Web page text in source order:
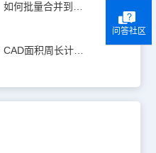
甲方发来几百张CAD图纸，如何批量合并到一张设计图中？
CAD怎么计算面积和周长？CAD面积周长计算全攻略
问答社区